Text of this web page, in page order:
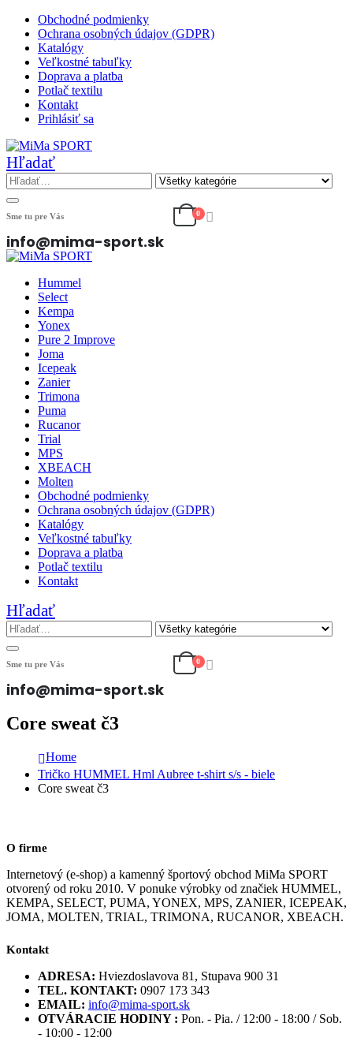
Obchodné podmienky
Ochrana osobných údajov (GDPR)
Katalógy
Veľkostné tabuľky
Doprava a platba
Potlač textilu
Kontakt
Prihlásiť sa
Hľadať
Sme tu pre Vás
info@mima-sport.sk
0
Hummel
Select
Kempa
Yonex
Pure 2 Improve
Joma
Icepeak
Zanier
Trimona
Puma
Rucanor
Trial
MPS
XBEACH
Molten
Obchodné podmienky
Ochrana osobných údajov (GDPR)
Katalógy
Veľkostné tabuľky
Doprava a platba
Potlač textilu
Kontakt
Hľadať
Sme tu pre Vás
info@mima-sport.sk
0
Core sweat č3
Home
Tričko HUMMEL Hml Aubree t-shirt s/s - biele
Core sweat č3
O firme
Internetový (e-shop) a kamenný športový obchod MiMa SPORT
otvorený od roku 2010. V ponuke výrobky od značiek HUMMEL,
KEMPA, SELECT, PUMA, YONEX, MPS, ZANIER, ICEPEAK,
JOMA, MOLTEN, TRIAL, TRIMONA, RUCANOR, XBEACH.
Kontakt
ADRESA: Hviezdoslavova 81, Stupava 900 31
TEL. KONTAKT: 0907 173 343
EMAIL: info@mima-sport.sk
OTVÁRACIE HODINY : Pon. - Pia. / 12:00 - 18:00 / Sob.
- 10:00 - 12:00